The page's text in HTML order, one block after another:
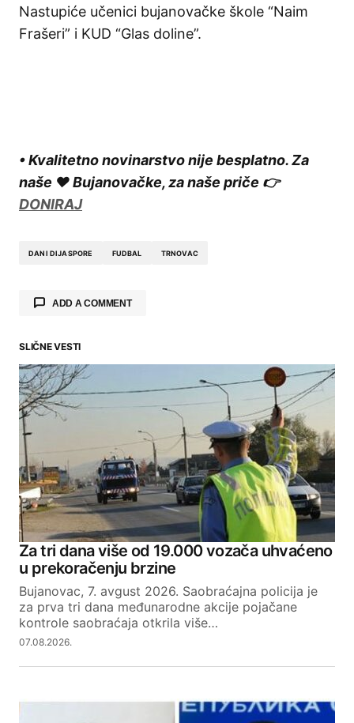
Nastupiće učenici bujanovačke škole “Naim
Frašeri” i KUD “Glas doline”.
• Kvalitetno novinarstvo nije besplatno. Za
naše ❤️ Bujanovačke, za naše priče 👉
DONIRAJ
DANI DIJASPORE FUDBAL TRNOVAC
ADD A COMMENT
Your email address will not be published.
Required fields are marked*
Your Name
SLIČNE VESTI
Za tri dana više od 19.000 vozača uhvaćeno
u prekoračenju brzine
Bujanovac, 7. avgust 2026. Saobraćajna policija je
za prva tri dana međunarodne akcije pojačane
kontrole saobraćaja otkrila više…
07.08.2026.